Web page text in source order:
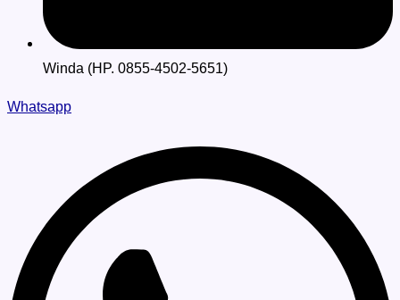
Winda (HP. 0855-4502-5651)
Whatsapp